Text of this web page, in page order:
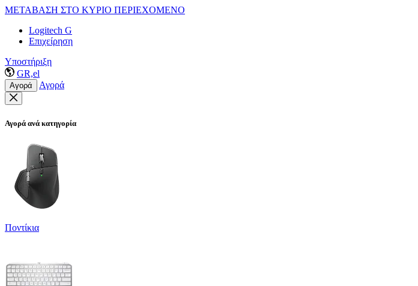
ΜΕΤΑΒΑΣΗ ΣΤΟ ΚΥΡΙΟ ΠΕΡΙΕΧΟΜΕΝΟ
Logitech G
Επιχείρηση
Υποστήριξη
GR,el
Αγορά Αγορά
Αγορά ανά κατηγορία
Ποντίκια